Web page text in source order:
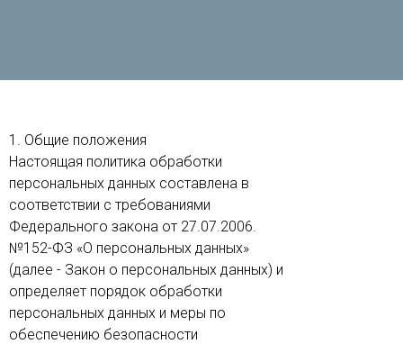
1. Общие положения
Настоящая политика обработки
персональных данных составлена в
соответствии с требованиями
Федерального закона от 27.07.2006.
№152-ФЗ «О персональных данных»
(далее - Закон о персональных данных) и
определяет порядок обработки
персональных данных и меры по
обеспечению безопасности